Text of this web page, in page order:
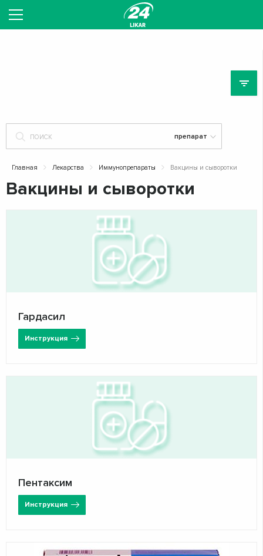
Главная Лекарства Иммунопрепараты Вакцины и сыворотки
Вакцины и сыворотки
Гардасил
Инструкция
Пентаксим
Инструкция